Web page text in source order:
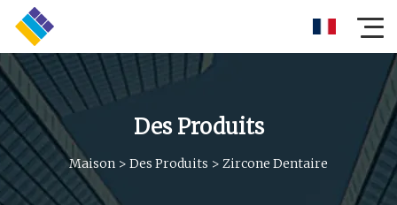
Des Produits
Maison > Des Produits > Zircone Dentaire